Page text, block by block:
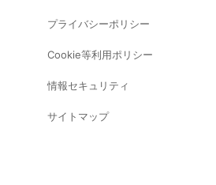
プライバシーポリシー
Cookie等利用ポリシー
情報セキュリティ
サイトマップ